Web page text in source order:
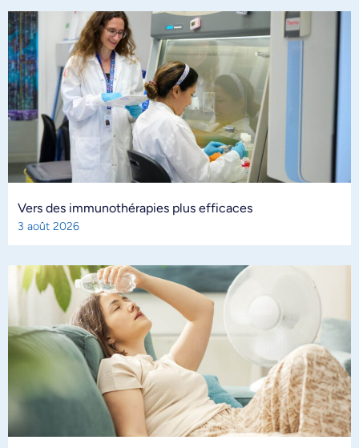
Vers des immunothérapies plus efficaces
3 août 2026